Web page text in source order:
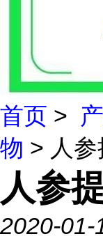
首页 >
物 > 人
人参
2020-01-